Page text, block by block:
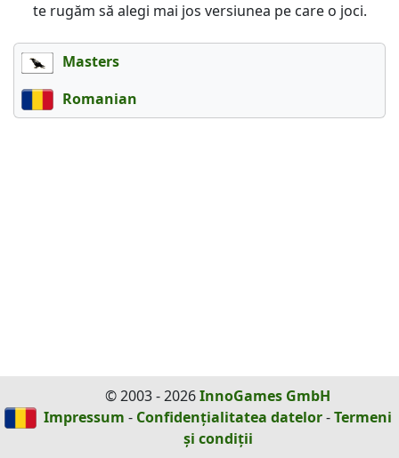
te rugăm să alegi mai jos versiunea pe care o joci.
Masters
Romanian
© 2003 - 2026InnoGames GmbH
Impressum - Confidențialitatea datelor-Termeni
și condiții